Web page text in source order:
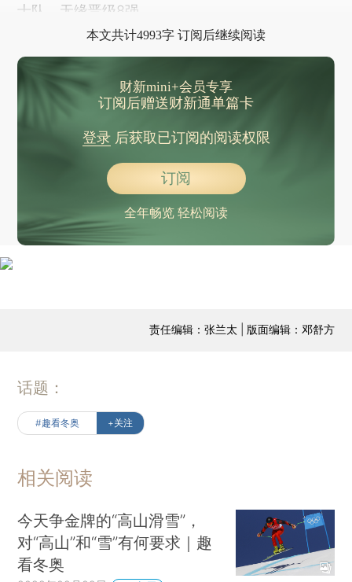
士队，无缘晋级8强。
本文共计4993字 订阅后继续阅读
财新mini+会员专享
订阅后赠送财新通单篇卡
登录后获取已订阅的阅读权限
订阅
全年畅览 轻松阅读
责任编辑：张兰太 | 版面编辑：邓舒方
话题：
#趣看冬奥 +关注
相关阅读
今天争金牌的“高山滑雪”，
对“高山”和“雪”有何要求｜趣
看冬奥